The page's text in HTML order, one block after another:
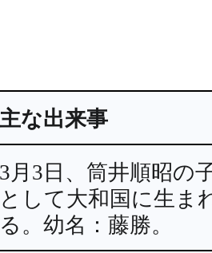
主な出来事
3月3日、筒井順昭の
として大和国に生ま
る。幼名：藤勝。